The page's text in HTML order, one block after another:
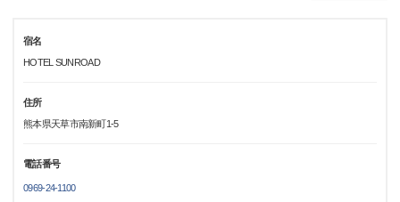
宿名
HOTEL SUNROAD
住所
熊本県天草市南新町1-5
電話番号
0969-24-1100